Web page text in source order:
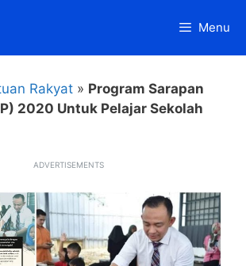
Menu
Rakyat » Program Sarapan
2020 Untuk Pelajar Sekolah
ADVERTISEMENTS